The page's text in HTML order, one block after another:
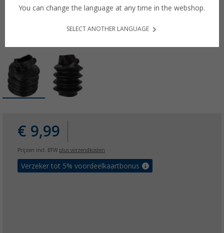
€ 9,99
Prijzen incl. BTW plus verzendkosten
Verzeker tot 5% voordeelkaartbonus
You can change the language at any time in the webshop.
SELECT ANOTHER LANGUAGE